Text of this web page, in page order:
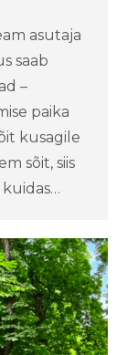
asutaja
saab
–
paika
kusagile
sõit, siis